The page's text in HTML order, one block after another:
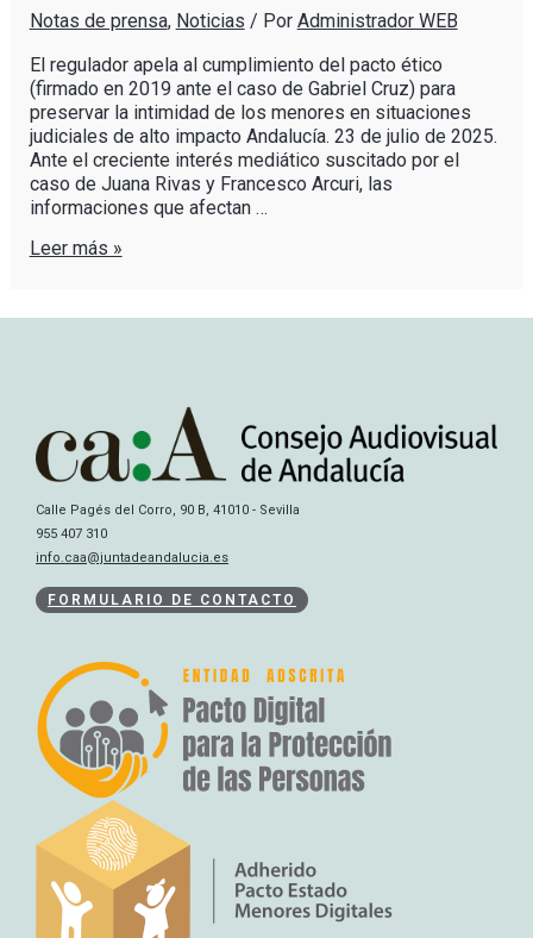
Notas de prensa, Noticias / Por Administrador WEB
El regulador apela al cumplimiento del pacto ético
(firmado en 2019 ante el caso de Gabriel Cruz) para
preservar la intimidad de los menores en situaciones
judiciales de alto impacto Andalucía. 23 de julio de 2025.
Ante el creciente interés mediático suscitado por el
caso de Juana Rivas y Francesco Arcuri, las
informaciones que afectan …
Leer más »
Calle Pagés del Corro, 90 B, 41010 - Sevilla
955 407 310
info.caa@juntadeandalucia.es
FORMULARIO DE CONTACTO